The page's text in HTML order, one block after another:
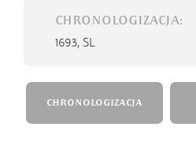
CHRONOLOGIZACJA:
1693, SL
CHRONOLOGIZACJA